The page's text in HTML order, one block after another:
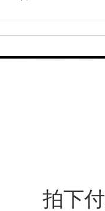
拍下